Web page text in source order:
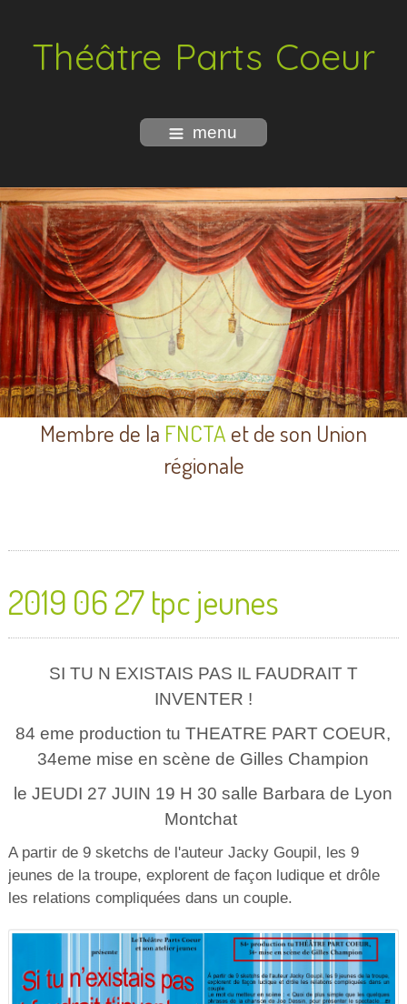
Théâtre Parts Coeur
menu
Membre de la FNCTA et de son Union
régionale
2019 06 27 tpc jeunes
SI TU N EXISTAIS PAS IL FAUDRAIT T
INVENTER !
84 eme production tu THEATRE PART COEUR,
34eme mise en scène de Gilles Champion
le JEUDI 27 JUIN 19 H 30 salle Barbara de Lyon
Montchat
A partir de 9 sketchs de l'auteur Jacky Goupil, les 9
jeunes de la troupe, explorent de façon ludique et drôle
les relations compliquées dans un couple.